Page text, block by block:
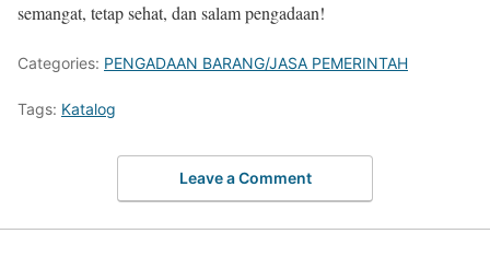
semangat, tetap sehat, dan salam pengadaan!
Categories: PENGADAAN BARANG/JASA PEMERINTAH
Tags: Katalog
Leave a Comment